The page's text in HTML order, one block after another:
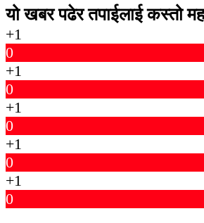
यो खबर पढेर तपाईलाई कस्तो
+1
0
+1
0
+1
0
+1
0
+1
0